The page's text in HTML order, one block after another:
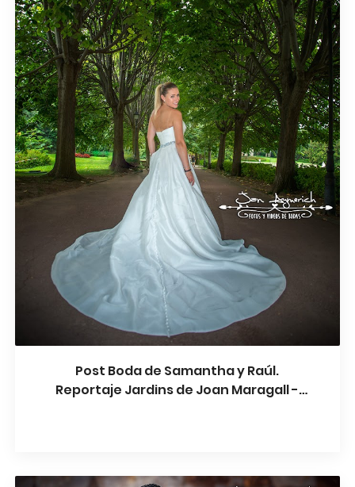
Post Boda de Samantha y Raúl.
Reportaje Jardins de Joan Maragall -